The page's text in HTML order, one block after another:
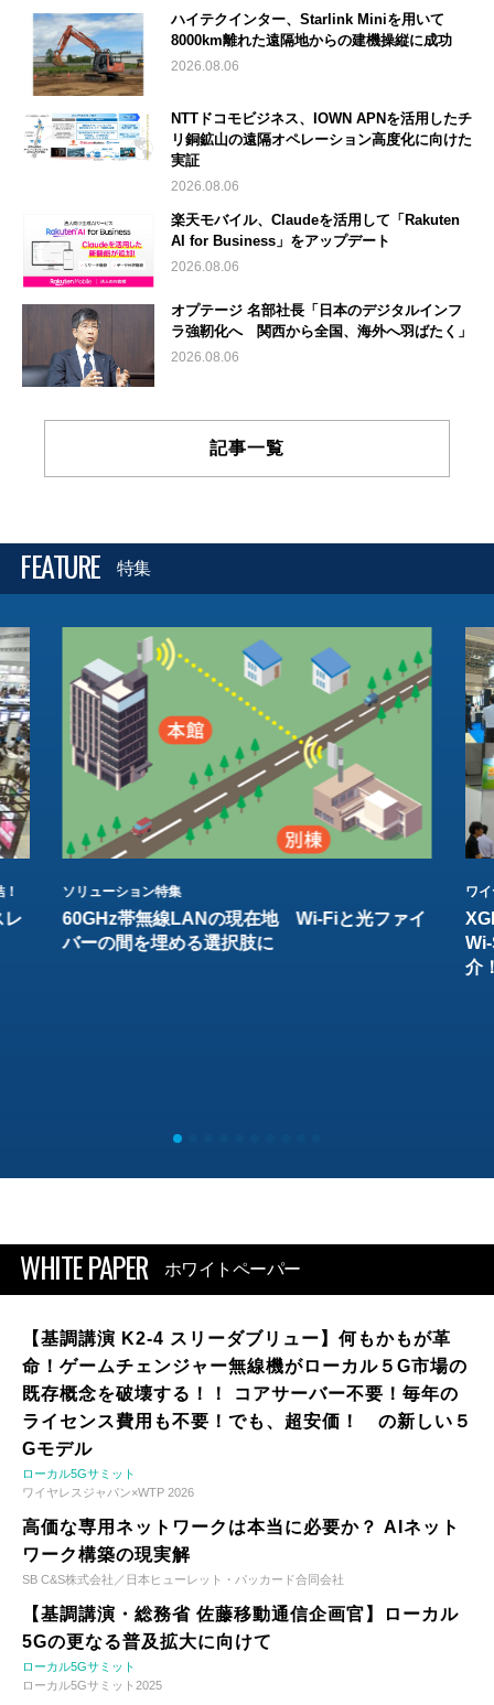
ハイテクインター、Starlink Miniを用いて
8000km離れた遠隔地からの建機操縦に成功
2026.08.06
NTTドコモビジネス、IOWN APNを活用したチ
リ銅鉱山の遠隔オペレーション高度化に向けた
実証
2026.08.06
楽天モバイル、Claudeを活用して「Rakuten
AI for Business」をアップデート
2026.08.06
オプテージ 名部社長「日本のデジタルインフ
ラ強靭化へ 関西から全国、海外へ羽ばたく」
2026.08.06
記事一覧
FEATURE 特集
レ
ソリューション特集
60GHz帯無線LANの現在地 Wi-Fiと光ファイ
バーの間を埋める選択肢に
ワ
介
WHITE PAPER ホワイトペーパー
【基調講演 K2-4 スリーダブリュー】何もかもが革
命！ゲームチェンジャー無線機がローカル５G市場の
既存概念を破壊する！！ コアサーバー不要！毎年の
ライセンス費用も不要！でも、超安価！ の新しい５
Gモデル
ローカル5Gサミット
ワイヤレスジャパン×WTP 2026
高価な専用ネットワークは本当に必要か？ AIネット
ワーク構築の現実解
SB C&S株式会社／日本ヒューレット・パッカード合同会社
【基調講演・総務省 佐藤移動通信企画官】ローカル
5Gの更なる普及拡大に向けて
ローカル5Gサミット
ローカル5Gサミット2025